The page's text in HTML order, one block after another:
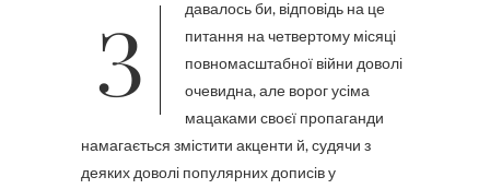
Здавалось би, відповідь на це
питання на четвертому місяці
повномасштабної війни доволі
очевидна, але ворог усіма
мацаками своєї пропаганди
намагається змістити акценти й, судячи з
деяких доволі популярних дописів у